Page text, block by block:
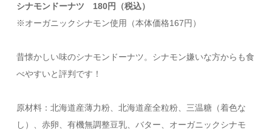
シナモンドーナツ 180円（税込）
※オーガニックシナモン使用（本体価格167円）
昔懐かしい味のシナモンドーナツ。シナモン嫌いな方からも食
べやすいと評判です！
原材料：北海道産薄力粉、北海道産全粒粉、三温糖（着色な
し）、赤卵、有機無調整豆乳、バター、オーガニックシナモ